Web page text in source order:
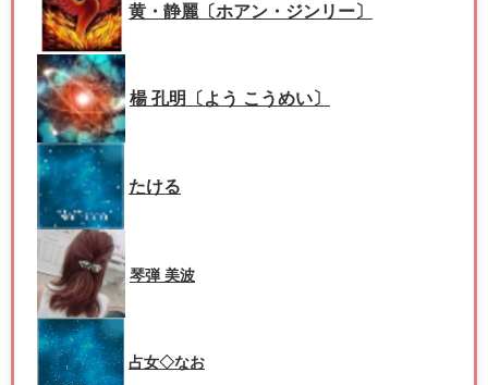
黄・静麗〔ホアン・ジンリー〕
楊 孔明〔よう こうめい〕
たける
琴弾 美波
占女◇なお